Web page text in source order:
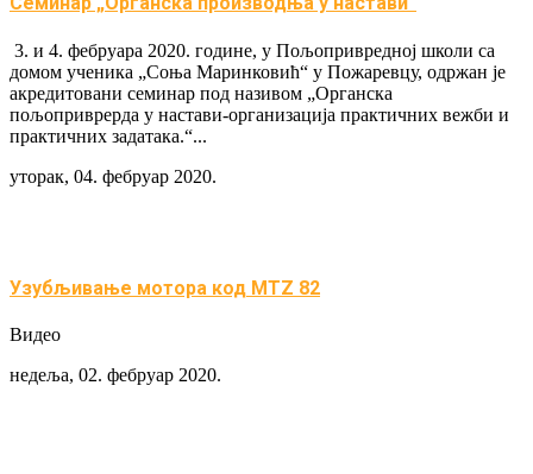
3. и 4. фебруара 2020. године, у Пољопривредној школи са
домом ученика „Соња Маринковић“ у Пожаревцу, одржан је
акредитовани семинар под називом „Органска
пољоприврерда у настави-организација практичних вежби и
практичних задатака.“...
уторак, 04. фебруар 2020.
Узубљивање мотора код MTZ 82
Видео
недеља, 02. фебруар 2020.